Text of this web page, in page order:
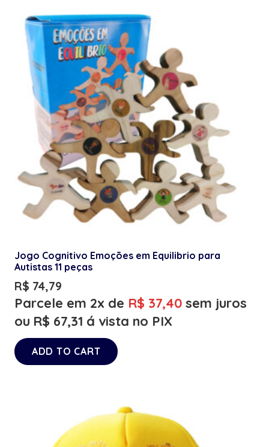
Jogo Cognitivo Emoções em Equilibrio para
Autistas 11 peças
R$ 74,79
Parcele em 2x de R$ 37,40 sem juros
ou R$ 67,31 á vista no PIX
ADD TO CART